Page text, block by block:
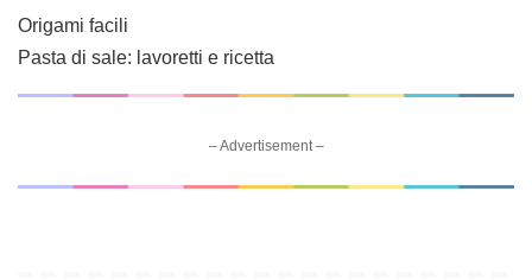
Origami facili
Pasta di sale: lavoretti e ricetta
– Advertisement –